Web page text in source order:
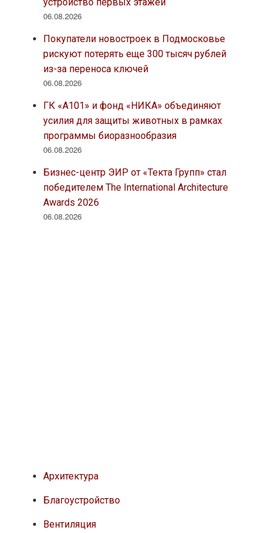
06.08.2026
Покупатели новостроек в Подмосковье
рискуют потерять еще 300 тысяч рублей
из-за переноса ключей
06.08.2026
ГК «А101» и фонд «НИКА» объединяют
усилия для защиты животных в рамках
программы биоразнообразия
06.08.2026
Бизнес-центр ЭИР от «Текта Групп» стал
победителем The International Architecture
Awards 2026
06.08.2026
Архитектура
Благоустройство
Вентиляция